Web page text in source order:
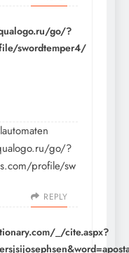
go/?
swordtemper4/
go/?
profile/sw
REPLY
_/cite.aspx?